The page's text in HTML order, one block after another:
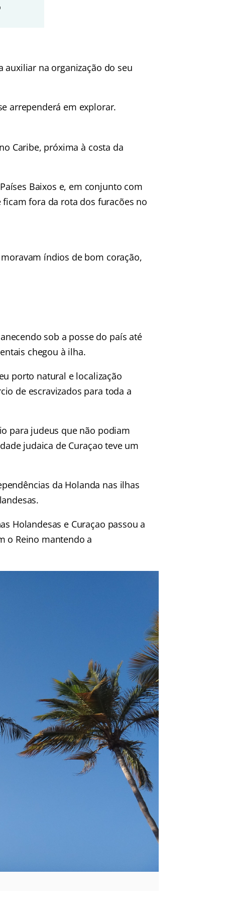
auxiliar na organização do seu
arrependerá em explorar.
Caribe, próxima à costa da
Baixos e, em conjunto com
ficam fora da rota dos furacões no
índios de bom coração,
sob a posse do país até
chegou à ilha.
porto natural e localização
de escravizados para toda a
para judeus que não podiam
judaica de Curaçao teve um
da Holanda nas ilhas
Holandesas e Curaçao passou a
o Reino mantendo a